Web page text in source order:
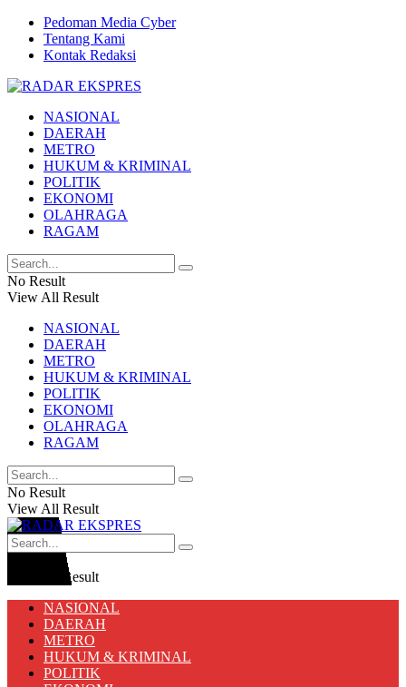
Pedoman Media Cyber
Tentang Kami
Kontak Redaksi
NASIONAL
DAERAH
METRO
HUKUM & KRIMINAL
POLITIK
EKONOMI
OLAHRAGA
RAGAM
No Result
View All Result
NASIONAL
DAERAH
METRO
HUKUM & KRIMINAL
POLITIK
EKONOMI
OLAHRAGA
RAGAM
No Result
View All Result
View All Result
NASIONAL
DAERAH
METRO
HUKUM & KRIMINAL
POLITIK